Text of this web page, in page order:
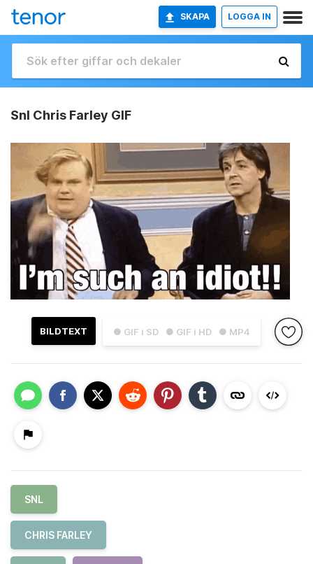
SKAPA LOGGA IN
Snl Chris Farley GIF
● GIF i SD ● GIF i HD ● MP4
BILDTEXT
SNL
CHRIS FARLEY